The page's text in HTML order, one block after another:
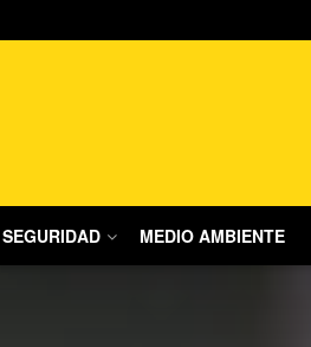
SEGURIDAD MEDIO AMBIENTE